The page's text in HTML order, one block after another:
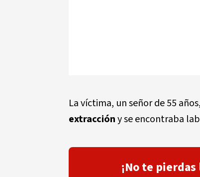
La víctima, un señor de 55
extraccióny se encontraba
¡No te